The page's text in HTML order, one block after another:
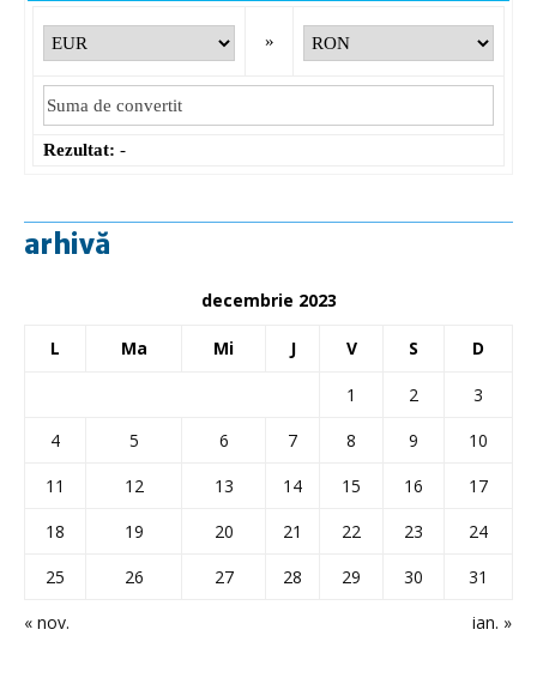
»
Rezultat: -
arhivă
decembrie 2023
L Ma Mi J V S D
« nov. ian. »
1 2
3
4
5 6 7 8 9
10
11
12 13 14 15 16
17
18
19 20 21 22 23
24
25
26 27 28 29 30 31